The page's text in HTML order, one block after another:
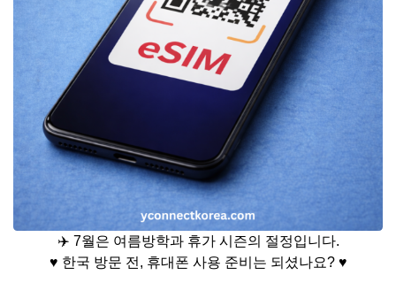
✈️ 7월은 여름방학과 휴가 시즌의 절정입니다.
♥ 한국 방문 전 , 휴대폰 사용 준비는 되셨나요? ♥